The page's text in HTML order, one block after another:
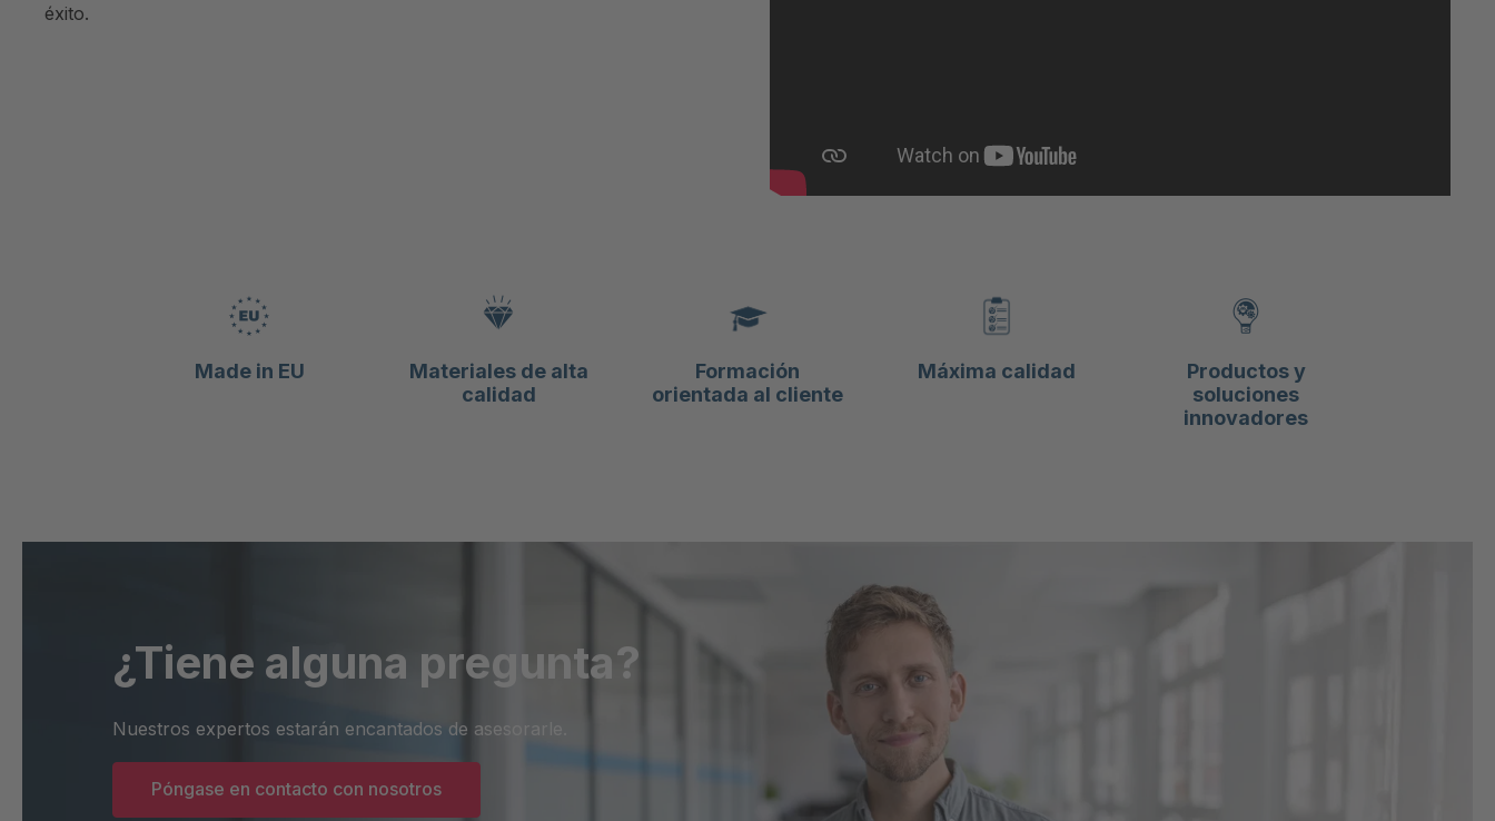
éxito.
Made in EU
Materiales de alta
calidad
Formación
orientada al cliente
Máxima calidad
Productos y
soluciones
innovadores
¿Tiene alguna pregunta?
Nuestros expertos estarán encantados de asesorarle.
Póngase en contacto con nosotros